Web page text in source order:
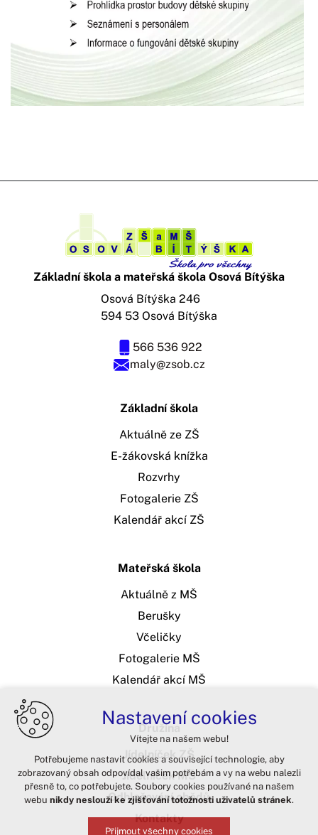
Základní škola a mateřská škola Osová Bítýška
maly@zsob.cz
566 536 922
Osová Bítýška 246
594 53 Osová Bítýška
Základní škola
Aktuálně ze ZŠ
E-žákovská knížka
Rozvrhy
Fotogalerie ZŠ
Kalendář akcí ZŠ
Mateřská škola
Aktuálně z MŠ
Berušky
Včeličky
Fotogalerie MŠ
Kalendář akcí MŠ
Družina
Jídelníček ZŠ
Jídelníček MŠ
Odhlašování obědů
Kontakty
Nastavení cookies
Vítejte na našem webu!
Potřebujeme nastavit cookies a související technologie, aby
zobrazovaný obsah odpovídal vašim potřebám a vy na webu nalezli
přesně to, co potřebujete. Soubory cookies používané na našem
webu nikdy neslouží ke zjišťování totožnosti uživatelů stránek.
Přijmout všechny cookies